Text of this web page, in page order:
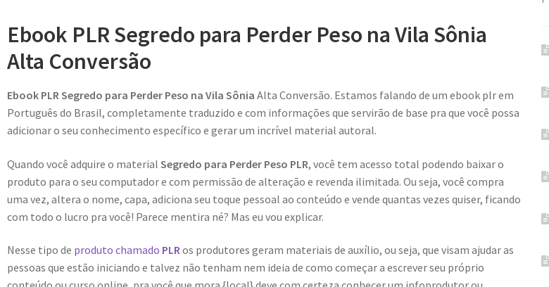
Ebook PLR Segredo para Perder Peso na Vila Sônia
Alta Conversão
Ebook PLR Segredo para Perder Peso na Vila Sônia Alta Conversão. Estamos falando de um ebook plr em
Português do Brasil, completamente traduzido e com informações que servirão de base pra que você possa
adicionar o seu conhecimento específico e gerar um incrível material autoral.
Quando você adquire o material Segredo para Perder Peso PLR, você tem acesso total podendo baixar o
produto para o seu computador e com permissão de alteração e revenda ilimitada. Ou seja, você compra
uma vez, altera o nome, capa, adiciona seu toque pessoal ao conteúdo e vende quantas vezes quiser, ficando
com todo o lucro pra você! Parece mentira né? Mas eu vou explicar.
Nesse tipo de produto chamado PLRos produtores geram materiais de auxílio, ou seja, que visam ajudar as
pessoas que estão iniciando e talvez não tenham nem ideia de como começar a escrever seu próprio